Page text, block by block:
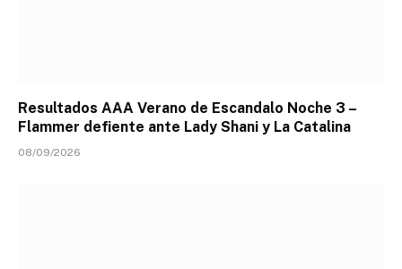
Resultados AAA Verano de Escandalo Noche 3 –
Flammer defiente ante Lady Shani y La Catalina
08/09/2026